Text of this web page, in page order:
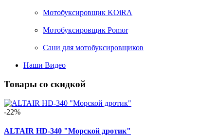
Мотобуксировщик KOiRA
Мотобуксировщик Pomor
Сани для мотобуксировщиков
Наши Видео
Товары со скидкой
-22%
ALTAIR HD-340 "Морской дротик"